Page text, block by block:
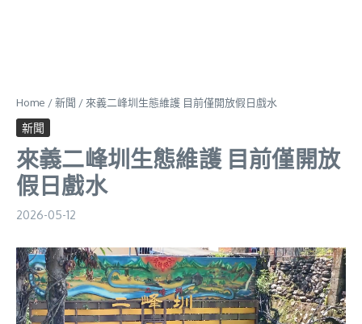
Home /新聞 / 來義二峰圳生態維護 目前僅開放假日戲水
新聞
來義二峰圳生態維護 目前僅開放
假日戲水
2026-05-12